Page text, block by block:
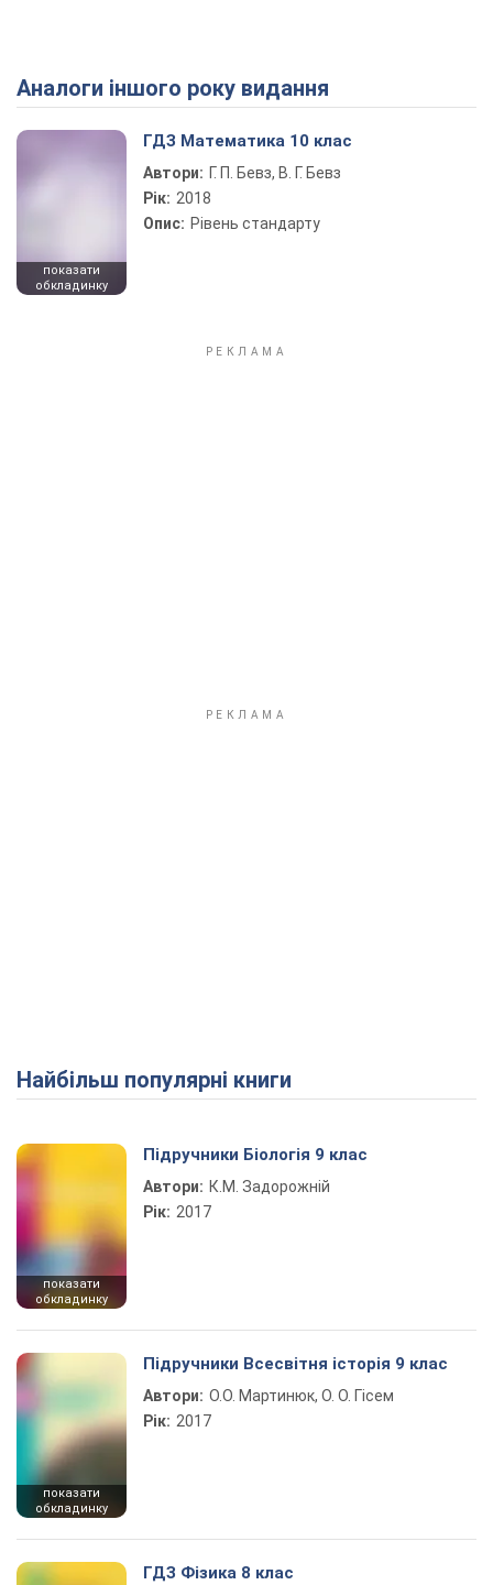
Play Video
Аналоги іншого року видання
показати
обкладинку
ГДЗ Математика 10 клас
Автори: Г. П. Бевз, В. Г. Бевз
Рік: 2018
Опис: Рівень стандарту
Найбільш популярні книги
показати
обкладинку
Підручники Біологія 9 клас
Автори: К.М. Задорожній
Рік: 2017
показати
обкладинку
Підручники Всесвітня історія 9 клас
Автори: О.О. Мартинюк, О. О. Гісем
Рік: 2017
ГДЗ Фізика 8 клас